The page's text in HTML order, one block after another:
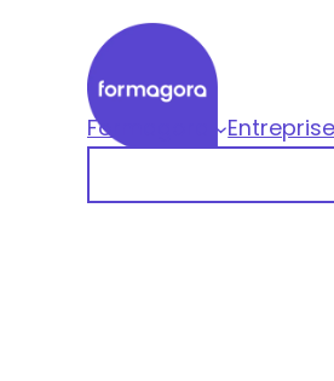
contenu
Formagora Entreprise